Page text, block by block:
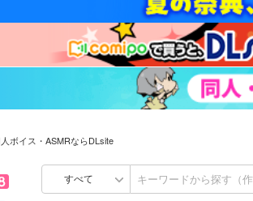
ボイス・ASMRならDLsite
すべて